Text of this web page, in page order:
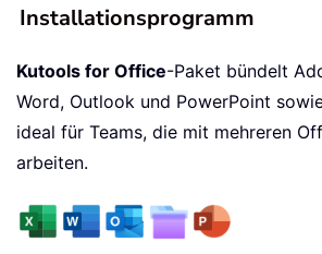
Installationsprogramm
Kutools for Office-Paket bündelt
Word, Outlook und PowerPoint
ideal für Teams, die mit mehreren
arbeiten.